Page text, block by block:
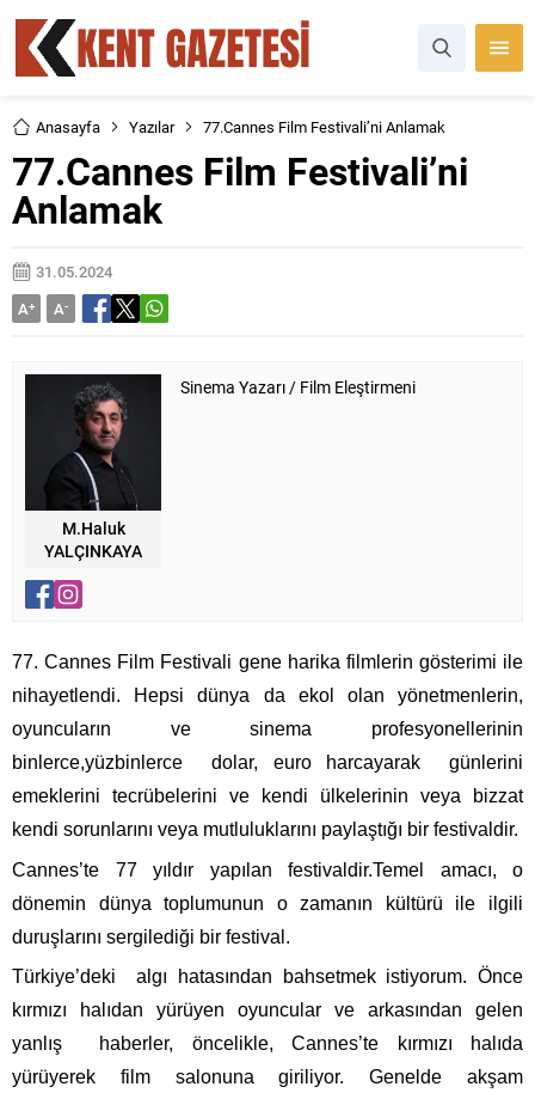
Anasayfa Yazılar 77.Cannes Film Festivali’ni Anlamak
77.Cannes Film Festivali’ni
Anlamak
31.05.2024
A+ A-
M.Haluk
YALÇINKAYA
Sinema Yazarı / Film Eleştirmeni
77. Cannes Film Festivali gene harika filmlerin gösterimi ile
nihayetlendi. Hepsi dünya da ekol olan yönetmenlerin,
oyuncuların ve sinema profesyonellerinin
binlerce,yüzbinlerce dolar, euro harcayarak günlerini
emeklerini tecrübelerini ve kendi ülkelerinin veya bizzat
kendi sorunlarını veya mutluluklarını paylaştığı bir festivaldir.
Cannes’te 77 yıldır yapılan festivaldir.Temel amacı, o
dönemin dünya toplumunun ozamanın kültürü ile ilgili
duruşlarını sergilediği bir festival.
Türkiye’deki algı hatasından bahsetmek istiyorum. Önce
kırmızı halıdan yürüyen oyuncular ve arkasından gelen
yanlış haberler, öncelikle, Cannes’te kırmızı halıda
yürüyerek film salonuna giriliyor. Genelde akşam